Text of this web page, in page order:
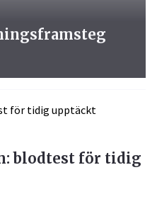
blodtest för tidig